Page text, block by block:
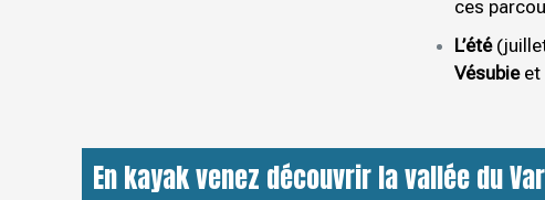
ces
L’été
Vésubie et
En kayak venez découvrir la vallée du